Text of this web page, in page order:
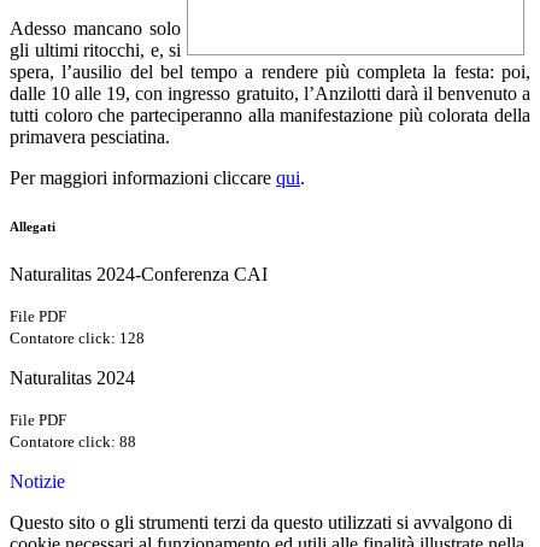
Adesso mancano solo
gli ultimi ritocchi, e, si
spera, l’ausilio del bel tempo a rendere più completa la festa: poi,
dalle 10 alle 19, con ingresso gratuito, l’Anzilotti darà il benvenuto a
tutti coloro che parteciperanno alla manifestazione più colorata della
primavera pesciatina.
Per maggiori informazioni cliccare qui.
Allegati
Naturalitas 2024-Conferenza CAI
File PDF
Contatore click: 128
Naturalitas 2024
File PDF
Contatore click: 88
Notizie
Questo sito o gli strumenti terzi da questo utilizzati si avvalgono di